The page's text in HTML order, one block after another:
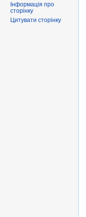
Інформація про
сторінку
Цитувати сторінку